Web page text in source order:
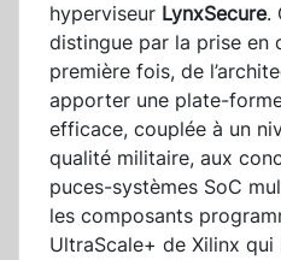
hyperviseur LynxSecure.
distingue par la prise en
première fois, de
apporter une plate-
efficace, couplée à un
qualité militaire, aux
puces-systèmes SoC
les composants
UltraScale+ de Xilinx